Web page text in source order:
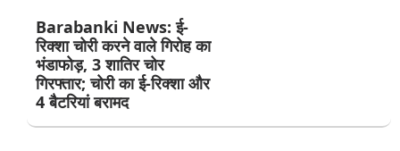
Barabanki News: ई-
रिक्शा चोरी करने वाले गिरोह का
भंडाफोड़, 3 शातिर चोर
गिरफ्तार; चोरी का ई-रिक्शा और
4 बैटरियां बरामद